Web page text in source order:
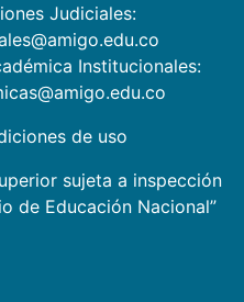
Judiciales:
Institucionales:
de uso
sujeta a inspección
de Educación Nacional”